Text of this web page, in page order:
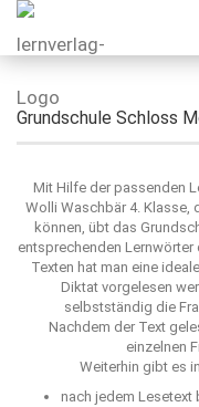
Grundschule Schloss
Mit Hilfe der passenden
Wolli Waschbär 4. Klasse,
können, übt das
entsprechenden Lernwörter
Texten hat man eine
Diktat vorgelesen
selbstständig die
Nachdem der Text
einzelnen
Weiterhin gibt es
nach jedem Lesetext